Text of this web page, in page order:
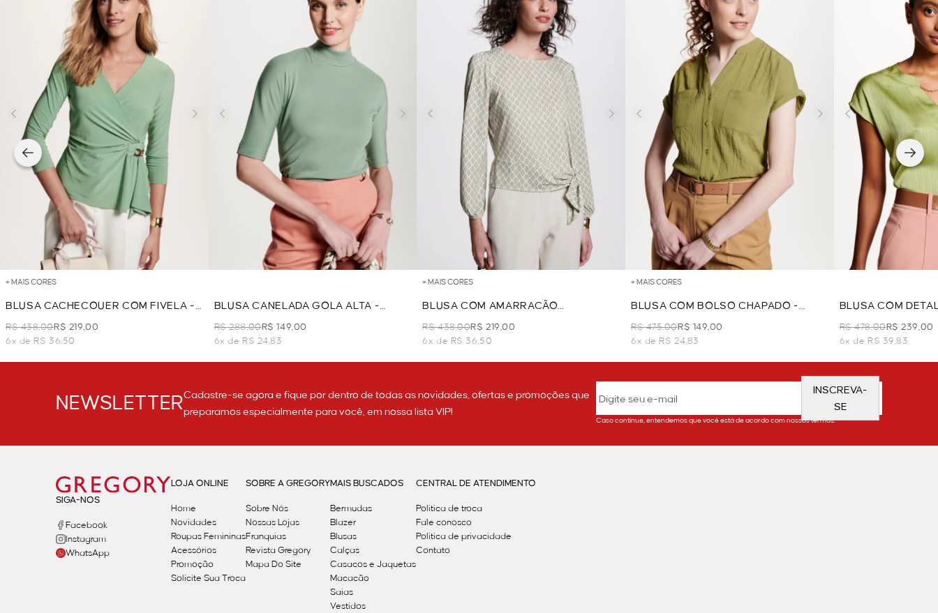
+ MAIS CORES
BLUSA CACHECOUER COM FIVELA -
VERDE
R$ 438,00R$ 219,00
6x de R$ 36,50
BLUSA CANELADA GOLA ALTA -
VERDE
R$ 288,00R$ 149,00
6x de R$ 24,83
+ MAIS CORES
BLUSA COM AMARRACÃO
ESTAMPADA - VERDE
R$ 438,00R$ 219,00
6x de R$ 36,50
+ MAIS CORES
BLUSA COM BOLSO CHAPADO -
VERDE
R$ 475,00R$ 149,00
6x de R$ 24,83
BLUSA COM
R$ 478,00R$ 239,00
6x de R$ 39,83
NEWSLETTERCadastre-se agora e fique por dentro de todas as novidades, ofertas e promoções que
preparamos especialmente para você, em nossa lista VIP!
INSCREVA-
SE
Caso continue, entendemos que você está de acordo com nossos termos.
SIGA-NOS
Facebook
Instagram
WhatsApp
LOJA ONLINE
Home
Novidades
Roupas Femininas
Acessórios
Promoção
Solicite Sua Troca
SOBRE A GREGORY
Sobre Nós
Nossas Lojas
Franquias
Revista Gregory
Mapa Do Site
MAIS BUSCADOS
Bermudas
Blazer
Blusas
Calças
Casacos e Jaquetas
Macacão
Saias
Vestidos
CENTRAL DE ATENDIMENTO
Política de troca
Fale conosco
Politica de privacidade
Contato